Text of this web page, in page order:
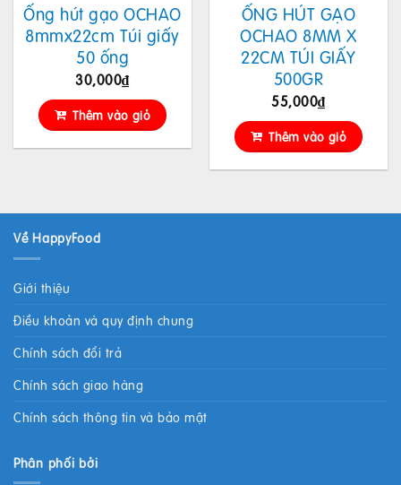
Ống hút gạo OCHAO
8mmx22cm Túi giấy
50 ống
30,000₫
Thêm vào giỏ
ỐNG HÚT GẠO
OCHAO 8MM X
22CM TÚI GIẤY
500GR
55,000₫
Thêm vào giỏ
Về HappyFood
Giới thiệu
Điều khoản và quy định chung
Chính sách đổi trả
Chính sách giao hàng
Chính sách thông tin và bảo mật
Phân phối bởi